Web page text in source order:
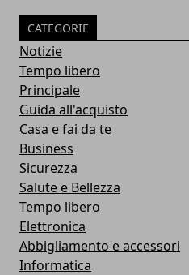
CATEGORIE
Notizie
Tempo libero
Principale
Guida all'acquisto
Casa e fai da te
Business
Sicurezza
Salute e Bellezza
Tempo libero
Elettronica
Abbigliamento e accessori
Informatica